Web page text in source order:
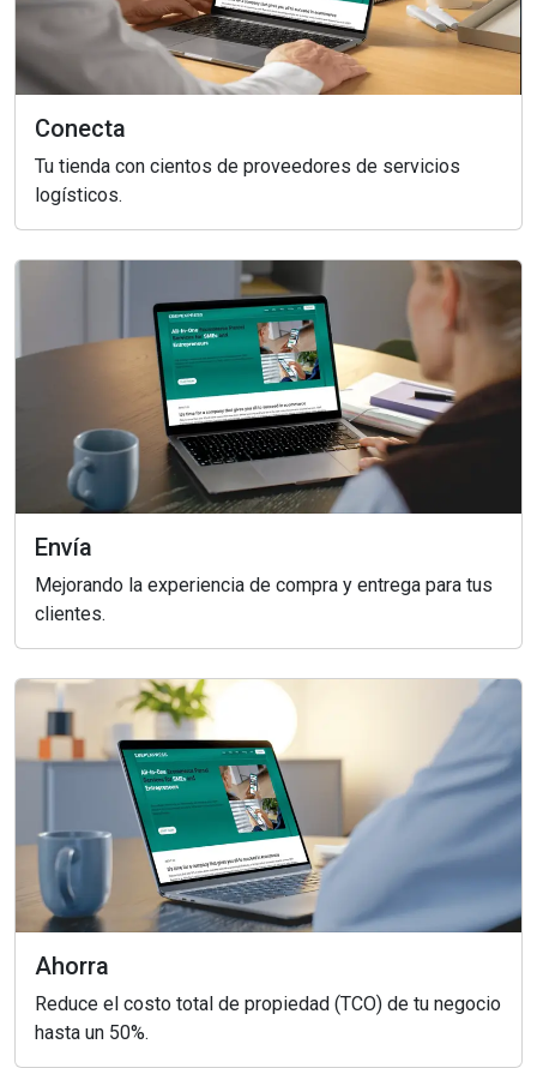
Conecta
Tu tienda con cientos de proveedores de servicios
logísticos.
Envía
Mejorando la experiencia de compra y entrega para tus
clientes.
Ahorra
Reduce el costo total de propiedad (TCO) de tu negocio
hasta un 50%.